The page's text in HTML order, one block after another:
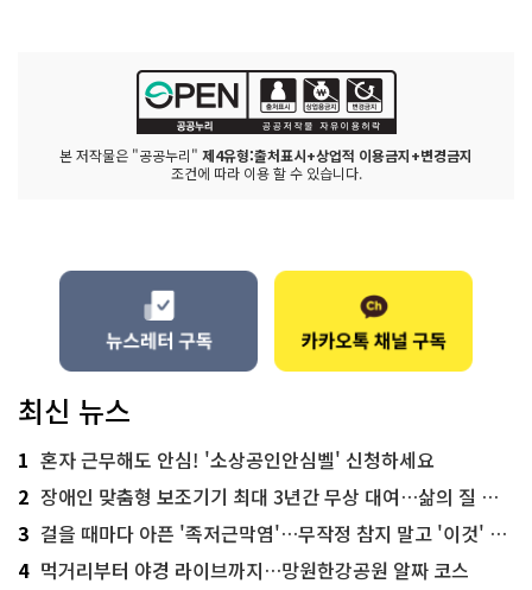
본 저작물은 "공공누리" 제4유형:출처표시+상업적 이용금지+변경금지
조건에 따라 이용 할 수 있습니다.
최신 뉴스
1 혼자 근무해도 안심! '소상공인안심벨' 신청하세요
2 장애인 맞춤형 보조기기 최대 3년간 무상 대여…삶의 질 높인다
3 걸을 때마다 아픈 '족저근막염'…무작정 참지 말고 '이것' 해보세요!
4 먹거리부터 야경 라이브까지…망원한강공원 알짜 코스